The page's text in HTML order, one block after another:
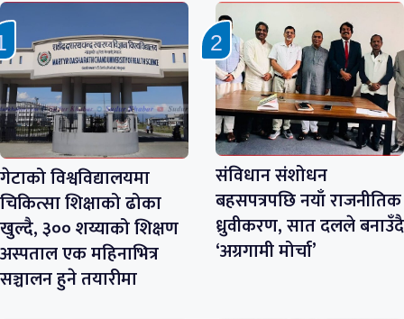
गेटाको विश्वविद्यालयमा
चिकित्सा शिक्षाको ढोका
खुल्दै, ३०० शय्याको शिक्षण
अस्पताल एक महिनाभित्र
सञ्चालन हुने तयारीमा
संविधान संशोधन
बहसपत्रपछि नयाँ राजनीतिक
ध्रुवीकरण, सात दलले बनाउँदै
‘अग्रगामी मोर्चा’